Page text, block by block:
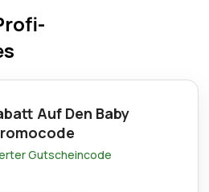
Auf Den Baby
Gutscheincode